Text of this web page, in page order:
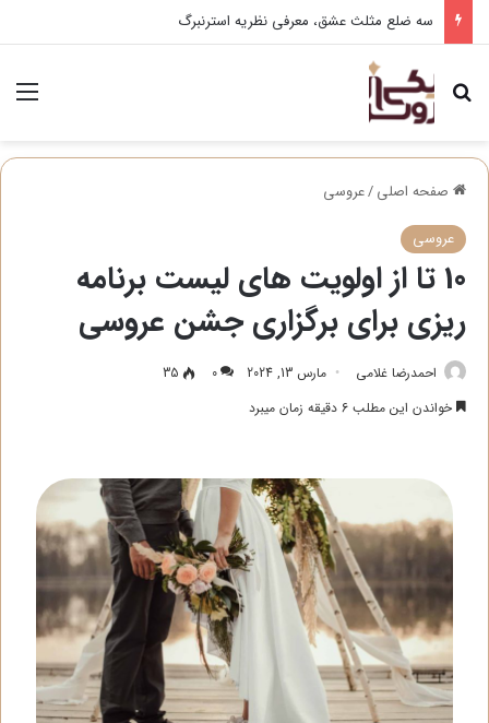
سه ضلع مثلث عشق، معرفی نظریه استرنبرگ
جستجو برای
صفحه اصلی/عروسی
عروسی
10 تا از اولویت های لیست برنامه
ریزی برای برگزاری جشن عروسی
احمدرضا غلامی مارس 13, 2024 0
35
خواندن این مطلب 6 دقیقه زمان میبرد